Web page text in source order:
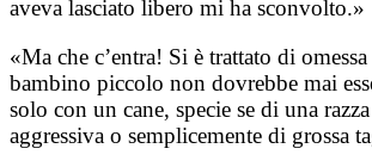
aveva lasciato libero mi ha sconvolto.»
«Ma che c’entra! Si è trattato di
bambino piccolo non dovrebbe mai
solo con un cane, specie se di una
aggressiva o semplicemente di grossa